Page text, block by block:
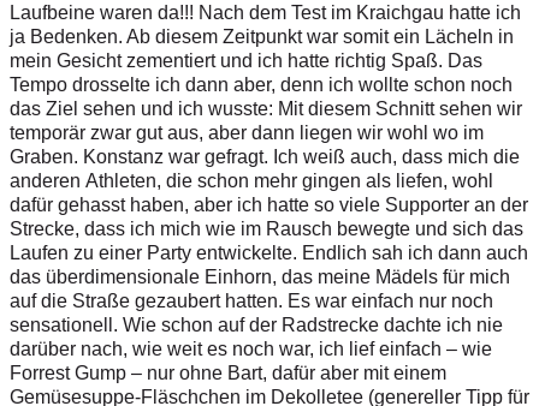
Laufbeine waren da!!! Nach dem Test im Kraichgau hatte ich
ja Bedenken. Ab diesem Zeitpunkt war somitein Lächeln in
mein Gesichtzementiert und ich hatte richtig Spaß. Das
Tempo drosse te ich dann aber, denn ich wo te schon noch
das Zie l sehen und ich wusste: Mitdiesem Schnitt sehen wir
temporär zwar gut aus, aber dann liegen wir woh wo im
Graben. Konstanz war gefragt. Ich weiß auch, dass mich die
anderen Ath eten, die schon mehr gingen a ls iefen, woh
dafür gehasst haben, aber ich hatte so vie e Supporter an der
Strecke, dass ich mich wie im Rausch bewegte und sich das
Laufen zu einer Party entwicke te. Endlich sah ich dann auch
das überdimensiona e Einhorn, das meine Mäde s für mich
auf die Straße gezaubert hatten. Es war einfach nur noch
sensatione ll. Wie schon aufder Radstrecke dachte ich nie
darüber nach, wie weit es noch war, ich iefeinfach – wie
ForrestGump – nur ohne Bart, dafür aber miteinem
Gemüsesuppe-Fläschchen im Deko etee (genere ller Tipp für